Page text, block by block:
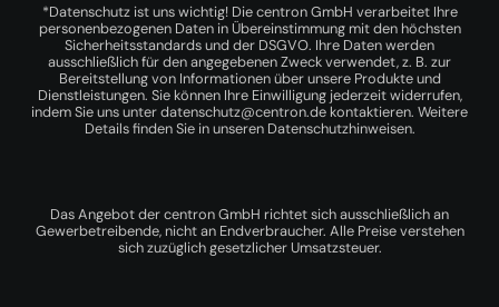
*Datenschutz ist uns wichtig! Die centron GmbH verarbeitet Ihre
personenbezogenen Daten in Übereinstimmung mit den höchsten
Sicherheitsstandards und der DSGVO. Ihre Daten werden
ausschließlich für den angegebenen Zweck verwendet, z. B. zur
Bereitstellung von Informationen über unsere Produkte und
Dienstleistungen. Sie können Ihre Einwilligung jederzeit widerrufen,
indem Sie uns unterdatenschutz@centron.de kontaktieren. Weitere
Details finden Sie in unseren Datenschutzhinweisen.
Das Angebot der centron GmbH richtet sich ausschließlich an
Gewerbetreibende, nicht an Endverbraucher. Alle Preise verstehen
sich zuzüglich gesetzlicher Umsatzsteuer.